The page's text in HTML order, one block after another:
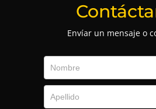
Envíar un mensaje o